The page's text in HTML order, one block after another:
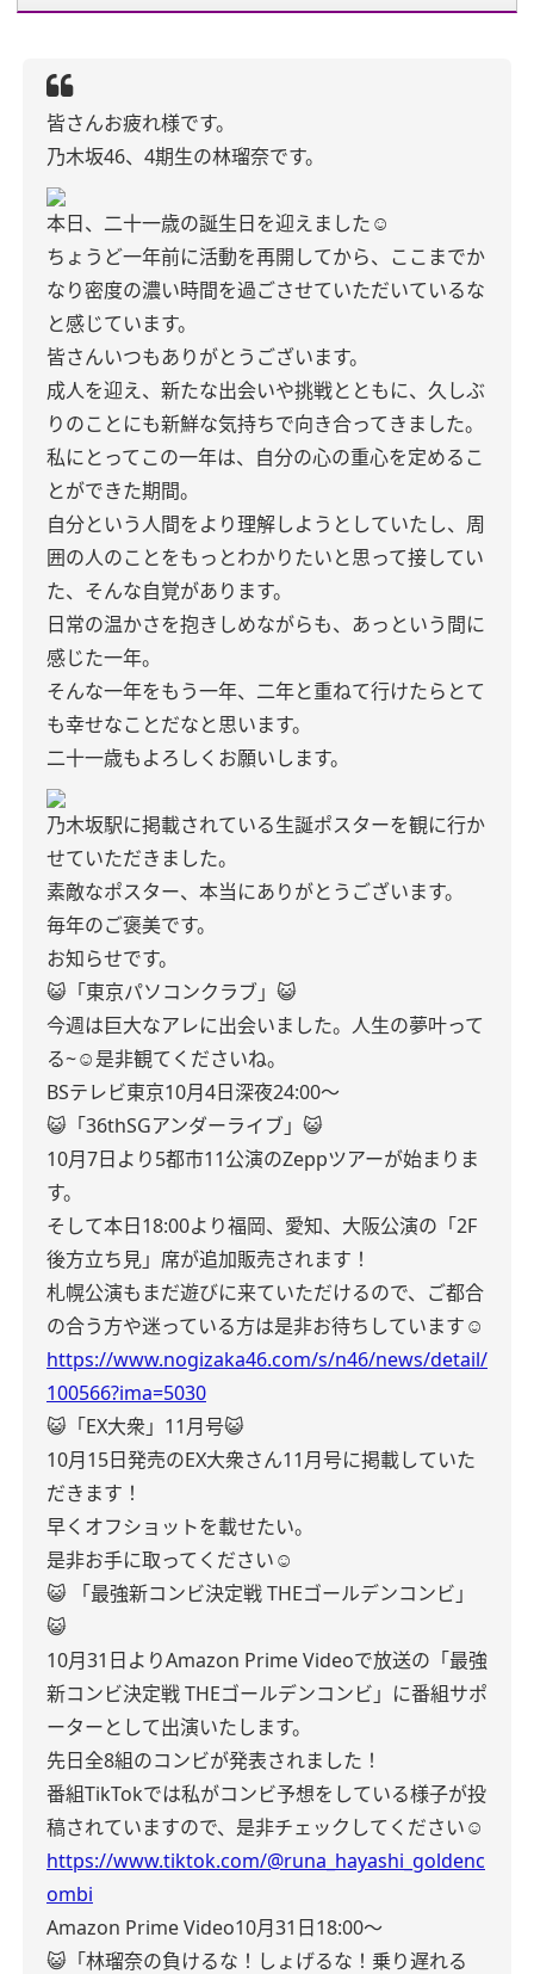
皆さんお疲れ様です。
乃木坂46、4期生の林瑠奈です。
本日、二十一歳の誕生日を迎えました☺︎
ちょうど一年前に活動を再開してから、ここまでか
なり密度の濃い時間を過ごさせていただいているな
と感じています。
皆さんいつもありがとうございます。
成人を迎え、新たな出会いや挑戦とともに、久しぶ
りのことにも新鮮な気持ちで向き合ってきました。
私にとってこの一年は、自分の心の重心を定めるこ
とができた期間。
自分という人間をより理解しようとしていたし、周
囲の人のことをもっとわかりたいと思って接してい
た、そんな自覚があります。
日常の温かさを抱きしめながらも、あっという間に
感じた一年。
そんな一年をもう一年、二年と重ねて行けたらとて
も幸せなことだなと思います。
二十一歳もよろしくお願いします。
乃木坂駅に掲載されている生誕ポスターを観に行か
せていただきました。
素敵なポスター、本当にありがとうございます。
毎年のご褒美です。
お知らせです。
😺「東京パソコンクラブ」😺
今週は巨大なアレに出会いました。 人生の夢叶って
る~☺︎是非観てくださいね。
BSテレビ東京10月4日深夜24:00〜
😺「36thSGアンダーライブ」😺
10月7日より5都市11公演のZeppツアーが始まりま
す。
そして本日18:00より福岡、愛知、大阪公演の「2F
後方立ち見」席が追加販売されます！
札幌公演もまだ遊びに来ていただけるので、ご都合
の合う方や迷っている方は是非お待ちしています☺︎
https://www.nogizaka46.com/s/n46/news/detail/
100566?ima=5030
😺「EX大衆」11月号😺
10月15日発売のEX大衆さん11月号に掲載していた
だきます！
早くオフショットを載せたい。
是非お手に取ってください☺︎
😺 「最強新コンビ決定戦 THEゴールデンコンビ」
😺
10月31日よりAmazon Prime Videoで放送の 「最強
新コンビ決定戦 THEゴールデンコンビ」 に番組サポ
ーターとして出演いたします。
先日全8組のコンビが発表されました！
番組TikTokでは私がコンビ予想をしている様子が投
稿されていますので、是非チェックしてください☺︎
https://www.tiktok.com/@runa_hayashi_goldenc
ombi
Amazon Prime Video10月31日18:00〜
😺「林瑠奈の負けるな！しょげるな！乗り遅れる